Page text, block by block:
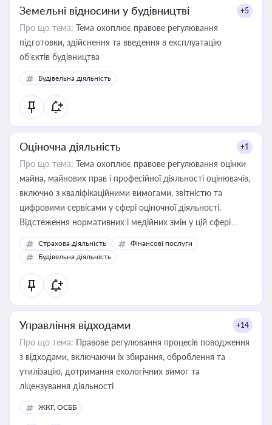
Земельні відносини у будівництві +5
Про що тема: Тема охоплює правове регулювання
підготовки, здійснення та введення в експлуатацію
об’єктів будівництва
Будівельна діяльність
Оціночна діяльність +1
Про що тема: Тема охоплює правове регулювання оцінки
майна, майнових прав і професійної діяльності оцінювачів,
включно з кваліфікаційними вимогами, звітністю та
цифровими сервісами у сфері оціночної діяльності.
Відстеження нормативних і медійних змін у цій сфері
корисне для власника бізнесу, керівника, юриста або
бухгалтера під час оподаткування, приватизації, оренди
державного майна, корпоративних угод і перевірки
статусу суб'єктів оціночної діяльності
Страхова діяльність
Фінансові послуги
Будівельна діяльність
Управління відходами +14
Про що тема: Правове регулювання процесів поводження
з відходами, включаючи їх збирання, оброблення та
утилізацію, дотримання екологічних вимог та
ліцензування діяльності
ЖКГ, ОСББ